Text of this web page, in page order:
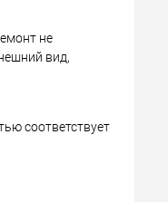
не
вид,
соответствует